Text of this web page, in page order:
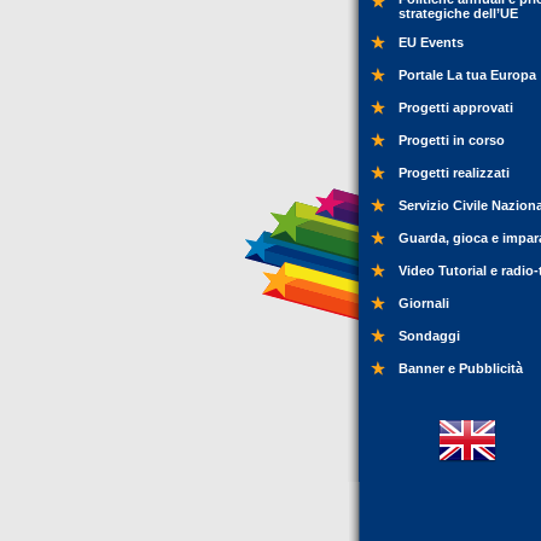
strategiche dell’UE
EU Events
Portale La tua Europa
Progetti approvati
Progetti in corso
Progetti realizzati
Servizio Civile
Guarda, gioca e
Video Tutorial e
Giornali
Sondaggi
Banner e Pubblicità